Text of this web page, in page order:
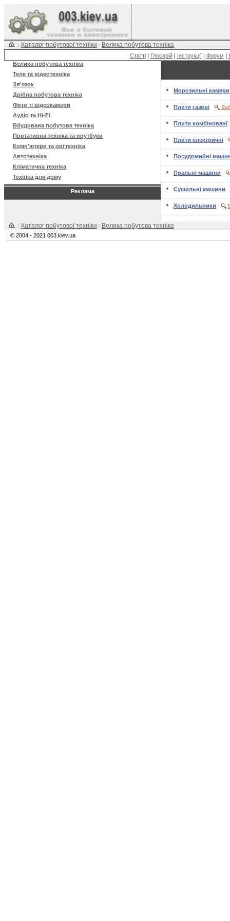
Каталог побутової техніки Велика побутова техніка
Статті| Глосарій| Інструкції| Форум |
Велика побутова техніка
Теле та відеотехніка
Зв'язок
Дрібна побутова техніка
Фото ті відеокамери
Аудіо та Hi-Fi
Вбудована побутова техніка
Портативна техніка та ноутбуки
Комп'ютери та оргтехніка
Автотехніка
Кліматична техніка
Техніка для дому
Реклама
Морозильні камери
Плити газові
Плити комбіновані
Плити електричні
Посудомийні
Пральні машини
Сушильні машини
Холодильники
Каталог побутової техніки Велика побутова техніка
© 2004 - 2021 003.kiev.ua